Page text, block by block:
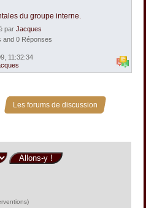
du groupe interne.
par Jacques
and 0 Réponses
11:32:34
Les forums de discussion »